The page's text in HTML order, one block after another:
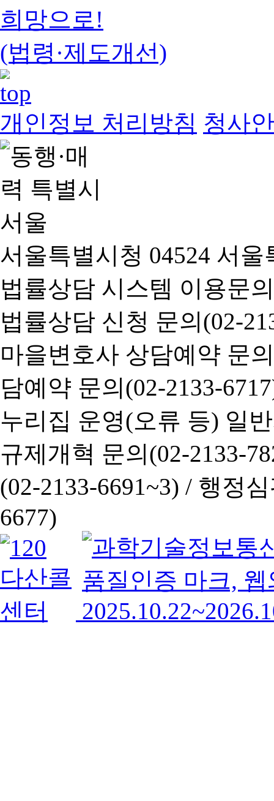
희망으로!
(법령·제도개선)
개인정보 처리방침 청사
서울특별시청 04524 서
법률상담 시스템 이용문
법률상담 신청 문의(02-
마을변호사 상담예약 문
담예약 문의(02-2133-
누리집 운영(오류 등) 일
규제개혁 문의(02-2133-
(02-2133-6691~3) / 행정심
6677)